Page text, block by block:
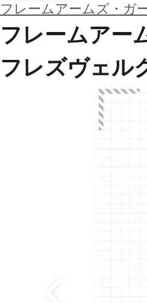
フレームアームズ・ガ
フレームアー
フレズヴェル